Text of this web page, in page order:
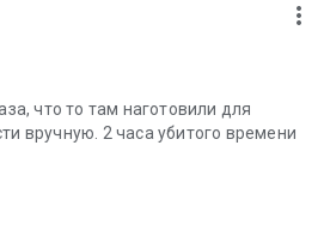
more_vert
что то там наготовили для
вручную. 2 часа убитого времени